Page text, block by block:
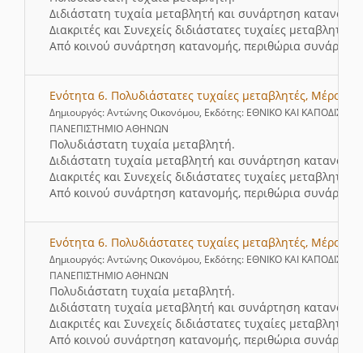
Διδιάστατη τυχαία μεταβλητή και συνάρτηση
Διακριτές και Συνεχείς διδιάστατες τυχαίες μεταβλητές.
Από κοινού συνάρτηση κατανομής, περιθώρια
Ενότητα 6. Πολυδιάστατες τυχαίες μεταβλητές, Μέρος 5
Δημιουργός: Αντώνης Οικονόμου, Εκδότης: ΕΘΝΙΚΟ ΚΑΙ
ΠΑΝΕΠΙΣΤΗΜΙΟ ΑΘΗΝΩΝ
Πολυδιάστατη τυχαία μεταβλητή.
Διδιάστατη τυχαία μεταβλητή και συνάρτηση
Διακριτές και Συνεχείς διδιάστατες τυχαίες μεταβλητές.
Από κοινού συνάρτηση κατανομής, περιθώρια
Ενότητα 6. Πολυδιάστατες τυχαίες μεταβλητές, Μέρος 6
Δημιουργός: Αντώνης Οικονόμου, Εκδότης: ΕΘΝΙΚΟ ΚΑΙ
ΠΑΝΕΠΙΣΤΗΜΙΟ ΑΘΗΝΩΝ
Πολυδιάστατη τυχαία μεταβλητή.
Διδιάστατη τυχαία μεταβλητή και συνάρτηση
Διακριτές και Συνεχείς διδιάστατες τυχαίες μεταβλητές.
Από κοινού συνάρτηση κατανομής, περιθώρια